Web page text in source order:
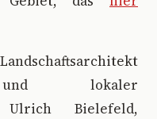
und lokaler
Ulrich Bielefeld,